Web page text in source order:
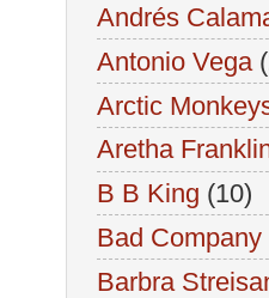
Andrés
Antonio Vega
Arctic
Aretha
B B King (10)
Bad Company
Barbra